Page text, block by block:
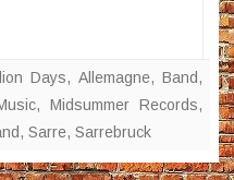
Days, Allemagne,Band,
, Midsummer Records,
, Sarre, Sarrebruck